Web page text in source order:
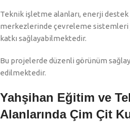
Teknik işletme alanları, enerji
merkezlerinde çevreleme sistemleri
katkı sağlayabilmektedir.
Bu projelerde düzenli görünüm
edilmektedir.
Yahşihan Eğitim ve
Alanlarında Çim Çit